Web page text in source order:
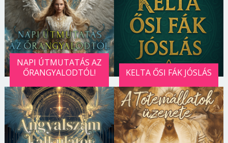
NAPI ÚTMUTATÁS AZ
ŐRANGYALODTÓL!
KELTA ŐSI FÁK JÓSLÁS
Borsonline bejelentkezés
E-mail cím vagy felhasználónév